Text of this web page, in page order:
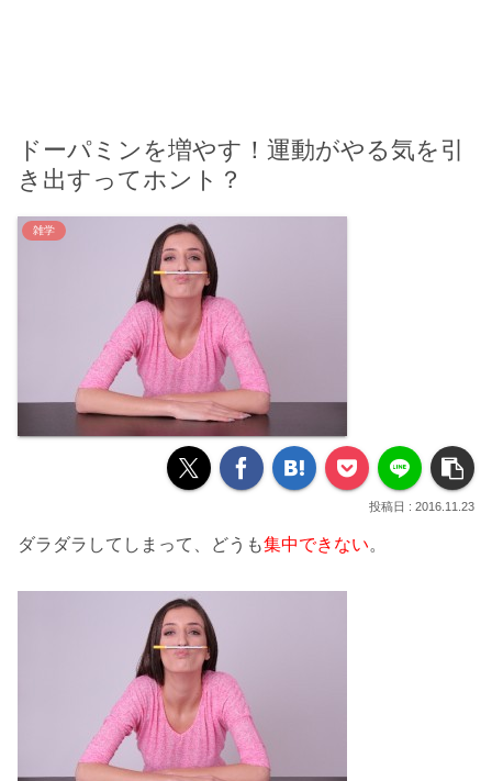
ドーパミンを増やす！運動がやる気を引
き出すってホント？
雑学
2016.11.23
ダラダラしてしまって、どうも集中できない。